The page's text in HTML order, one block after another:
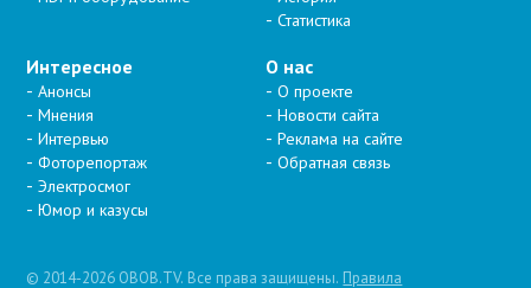
Статистика
Интересное
Анонсы
Мнения
Интервью
Фоторепортаж
Электросмог
Юмор и казусы
О нас
О проекте
Новости сайта
Реклама на сайте
Обратная связь
© 2014-2026 OBOB.TV. Все права защищены. Правила